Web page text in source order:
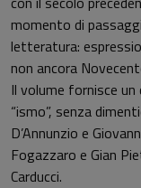
momento di
letteratura:
non ancora
Il volume fornisce
“ismo”, senza
D’Annunzio e
Fogazzaro e Gian
Carducci.